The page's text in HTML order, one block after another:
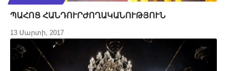
ՊԱՀՈՑ ՀԱՆԴՈՒՐԺՈՂԱԿԱՆՈՒԹՅՈՒՆ
13 Մարտի, 2017